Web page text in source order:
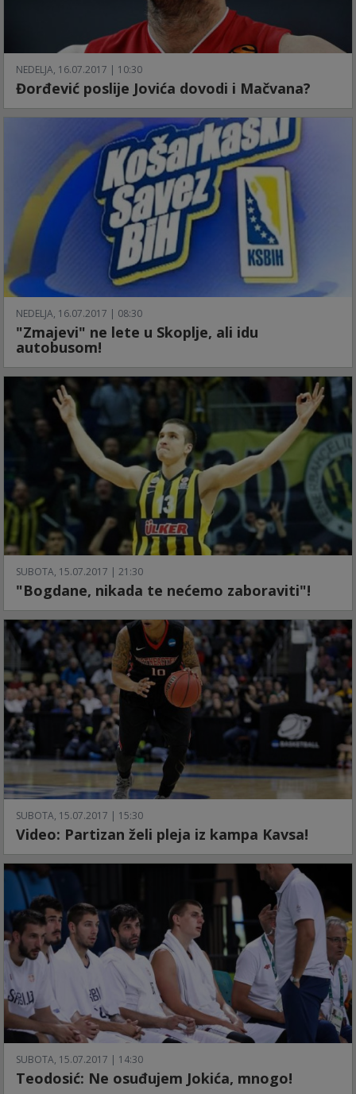
NEDELJA, 16.07.2017 | 10:30
Đorđević poslije Jovića dovodi i Mačvana?
NEDELJA, 16.07.2017 | 08:30
"Zmajevi" ne lete u Skoplje, ali idu
autobusom!
SUBOTA, 15.07.2017 | 21:30
"Bogdane, nikada te nećemo zaboraviti"!
SUBOTA, 15.07.2017 | 15:30
Video: Partizan želi pleja iz kampa Kavsa!
SUBOTA, 15.07.2017 | 14:30
Teodosić: Ne osuđujem Jokića, mnogo!